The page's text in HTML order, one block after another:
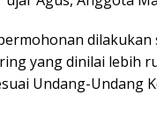
yang dinilai lebih
Undang-Undang